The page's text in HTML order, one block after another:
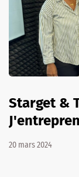
Starget &
20 mars 2024